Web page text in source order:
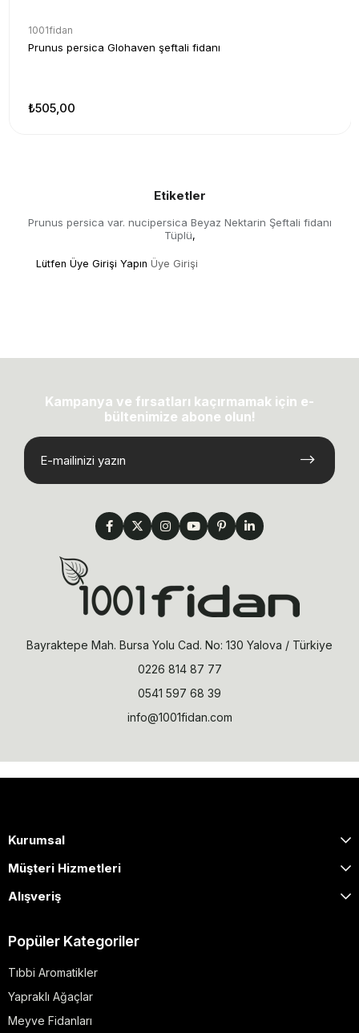
1001fidan
Prunus persica Glohaven şeftali fidanı
₺505,00
Etiketler
Prunus persica var. nucipersica Beyaz Nektarin Şeftali fidanı
Tüplü,
Lütfen Üye Girişi Yapın Üye Girişi
Kampanya ve fırsatları kaçırmamak için e-
bültenimize abone olun!
Bayraktepe Mah. Bursa Yolu Cad. No: 130 Yalova / Türkiye
0226 814 87 77
0541 597 68 39
info@1001fidan.com
Kurumsal
Müşteri Hizmetleri
Alışveriş
Popüler Kategoriler
Tıbbi Aromatikler
Yapraklı Ağaçlar
Meyve Fidanları